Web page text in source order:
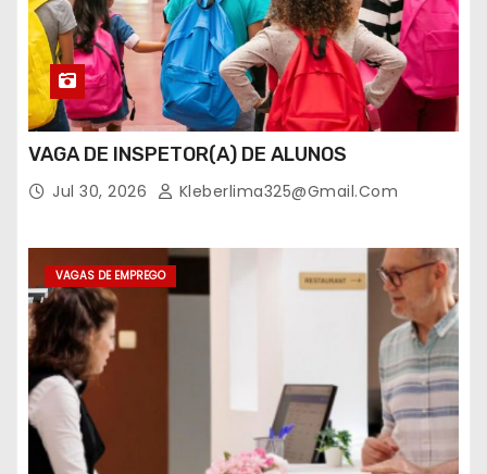
VAGA DE INSPETOR(A) DE ALUNOS
Jul 30, 2026 Kleberlima325@gmail.com
VAGAS DE EMPREGO